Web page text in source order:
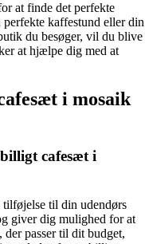
at finde det perfekte
kaffestund eller din
du besøger, vil du blive
at hjælpe dig med at
i mosaik
cafesæt i
til din udendørs
giver dig mulighed for at
passer til dit budget,